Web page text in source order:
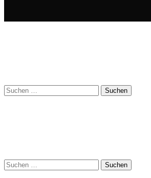
Suchen
nach:
Suchen
nach: